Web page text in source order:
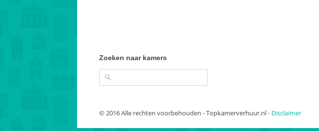
Zoeken naar kamers
© 2016 Alle rechten voorbehouden - Topkamerverhuur.nl - Disclaimer